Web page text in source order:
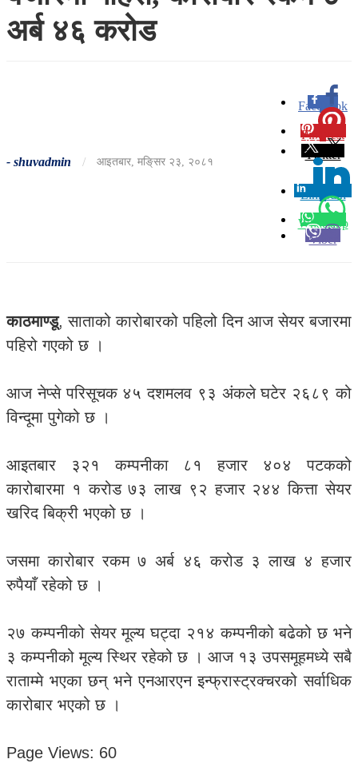
अर्ब ४६ करोड
- shuvadmin / आइतबार, मङि्सर २३, २०८१
Facebook
0
Pinterest
Twitter
Linkedin
0
Whatsapp
Viber
काठमाण्डू, साताको कारोबारको पहिलो दिन आज सेयर बजारमा
पहिरो गएको छ ।
आज नेप्से परिसूचक ४५ दशमलव ९३ अंकले घटेर २६८९ को
विन्दूमा पुगेको छ ।
आइतबार ३२१ कम्पनीका ८१ हजार ४०४ पटकको
कारोबारमा १ करोड ७३ लाख ९२ हजार २४४ कित्ता सेयर
खरिद बिक्री भएको छ ।
जसमा कारोबार रकम ७ अर्ब ४६ करोड ३ लाख ४ हजार
रुपैयाँ रहेको छ ।
२७ कम्पनीको सेयर मूल्य घट्दा २१४ कम्पनीको बढेको छ भने
३ कम्पनीको मूल्य स्थिर रहेको छ । आज १३ उपसमूहमध्ये सबै
राताम्मे भएका छन् भने एनआरएन इन्फ्रास्ट्रक्चरको सर्वाधिक
कारोबार भएको छ ।
Page Views: 60